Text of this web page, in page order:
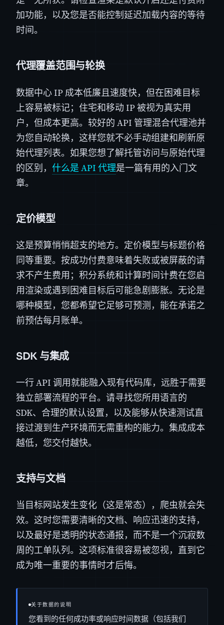
加功能，以及您是否能控制延迟加载内容的等待
时间。
代理覆盖范围与轮换
数据中心 IP 成本低廉且速度快，但在困难目标
上容易被标记；住宅和移动 IP 被视为真实用
户，但成本更高。较好的 API 管理混合代理池并
为您自动轮换，这样您就不必手动组建和刷新原
始代理列表。如果您想了解托管访问与原始代理
的区别， 什么是 API 代理是一篇有用的入门文
章。
定价模型
这是预算悄悄超支的地方。定价模型与标题价格
同等重要。按成功付费意味着失败或被屏蔽的请
求不产生费用；积分系统和计算时间计费在您启
用渲染或遇到困难目标后可能急剧膨胀。无论是
哪种模型，您都希望它足够可预测，能在承诺之
前预估每月账单。
SDK 与集成
一行 API 调用就能融入现有代码库，远胜于需要
独立部署流程的平台。请寻找您所用语言的
SDK、合理的默认设置，以及能够从快速测试直
接过渡到生产环境而无需重构的能力。集成成本
越低，您交付越快。
支持与文档
当目标网站发生变化（这是常态），爬虫就会失
效。这时您需要清晰的文档、响应迅速的支持，
以及最好是透明的状态通报，而不是一个沉寂数
周的工单队列。这项标准很容易被忽视，直到它
成为唯一重要的事情时才后悔。
关于数据的说明
您看到的任何成功率或响应时间数据（包括我们